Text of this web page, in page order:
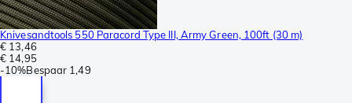
Knivesandtools 550 Paracord Type III, Army Green, 100ft (30 m)
€ 13,46
€ 14,95
-10%Bespaar 1,49